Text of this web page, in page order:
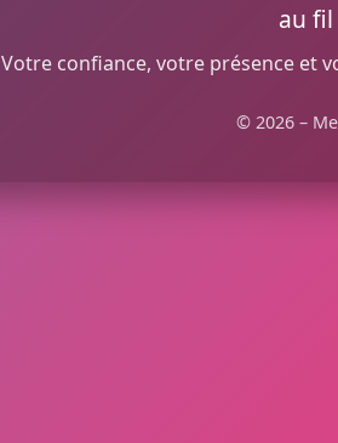
au fil
Votre confiance, votre présence et
© 2026 –